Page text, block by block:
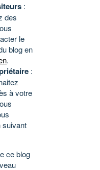
:
des
le
blog en
.
:
à votre
suivant
ce blog